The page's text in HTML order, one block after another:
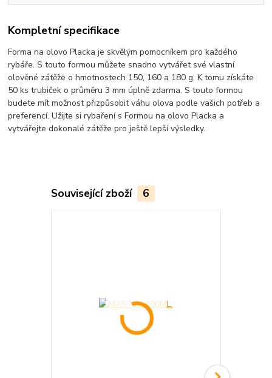
Kompletní specifikace
Forma na olovo Placka je skvělým pomocníkem pro každého
rybáře. S touto formou můžete snadno vytvářet své vlastní
olověné zátěže o hmotnostech 150, 160 a 180 g. K tomu získáte
50 ks trubiček o průměru 3 mm úplně zdarma. S touto formou
budete mít možnost přizpůsobit váhu olova podle vašich potřeb a
preferencí. Užijte si rybaření s Formou na olovo Placka a
vytvářejte dokonalé zátěže pro ještě lepší výsledky.
Související zboží 6